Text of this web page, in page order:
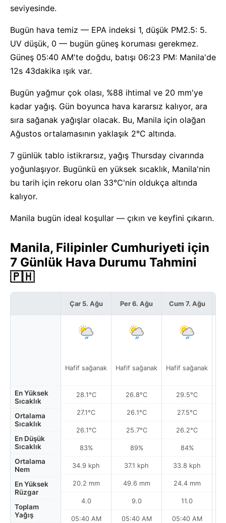
seviyesinde.
Bugün hava temiz — EPA indeksi 1, düşük PM2.5: 5.
UV düşük, 0 — bugün güneş koruması gerekmez.
Güneş 05:40 AM'te doğdu, batışı 06:23 PM: Manila'de
12s 43dakika ışık var.
Bugün yağmur çok olası, %88 ihtimal ve 20 mm'ye
kadar yağış. Gün boyunca hava kararsız kalıyor, ara
sıra sağanak yağışlar olacak. Bu, Manila için olağan
Ağustos ortalamasının yaklaşık 2°C altında.
7 günlük tablo istikrarsız, yağış Thursday civarında
yoğunlaşıyor. Bugünkü en yüksek sıcaklık, Manila'nin
bu tarih için rekoru olan 33°C'nin oldukça altında
kalıyor.
Manila bugün ideal koşullar — çıkın ve keyfini çıkarın.
Manila, Filipinler Cumhuriyeti için
7 Günlük Hava Durumu Tahmini
🇵🇭
En Yüksek
Sıcaklık
Ortalama
Sıcaklık
En Düşük
Sıcaklık
Ortalama
Nem
En Yüksek
Rüzgar
Toplam
Yağış
Çar 5. Ağu
Hafif sağanak
28.1°C
27.1°C
26.1°C
83%
34.9 kph
20.2 mm
4.0
05:40 AM
Per 6. Ağu
Hafif sağanak
26.8°C
26.1°C
25.7°C
89%
37.1 kph
49.6 mm
9.0
05:40 AM
Cum 7. Ağu
Hafif sağanak
29.5°C
27.5°C
26.2°C
84%
33.8 kph
24.4 mm
11.0
05:40 AM